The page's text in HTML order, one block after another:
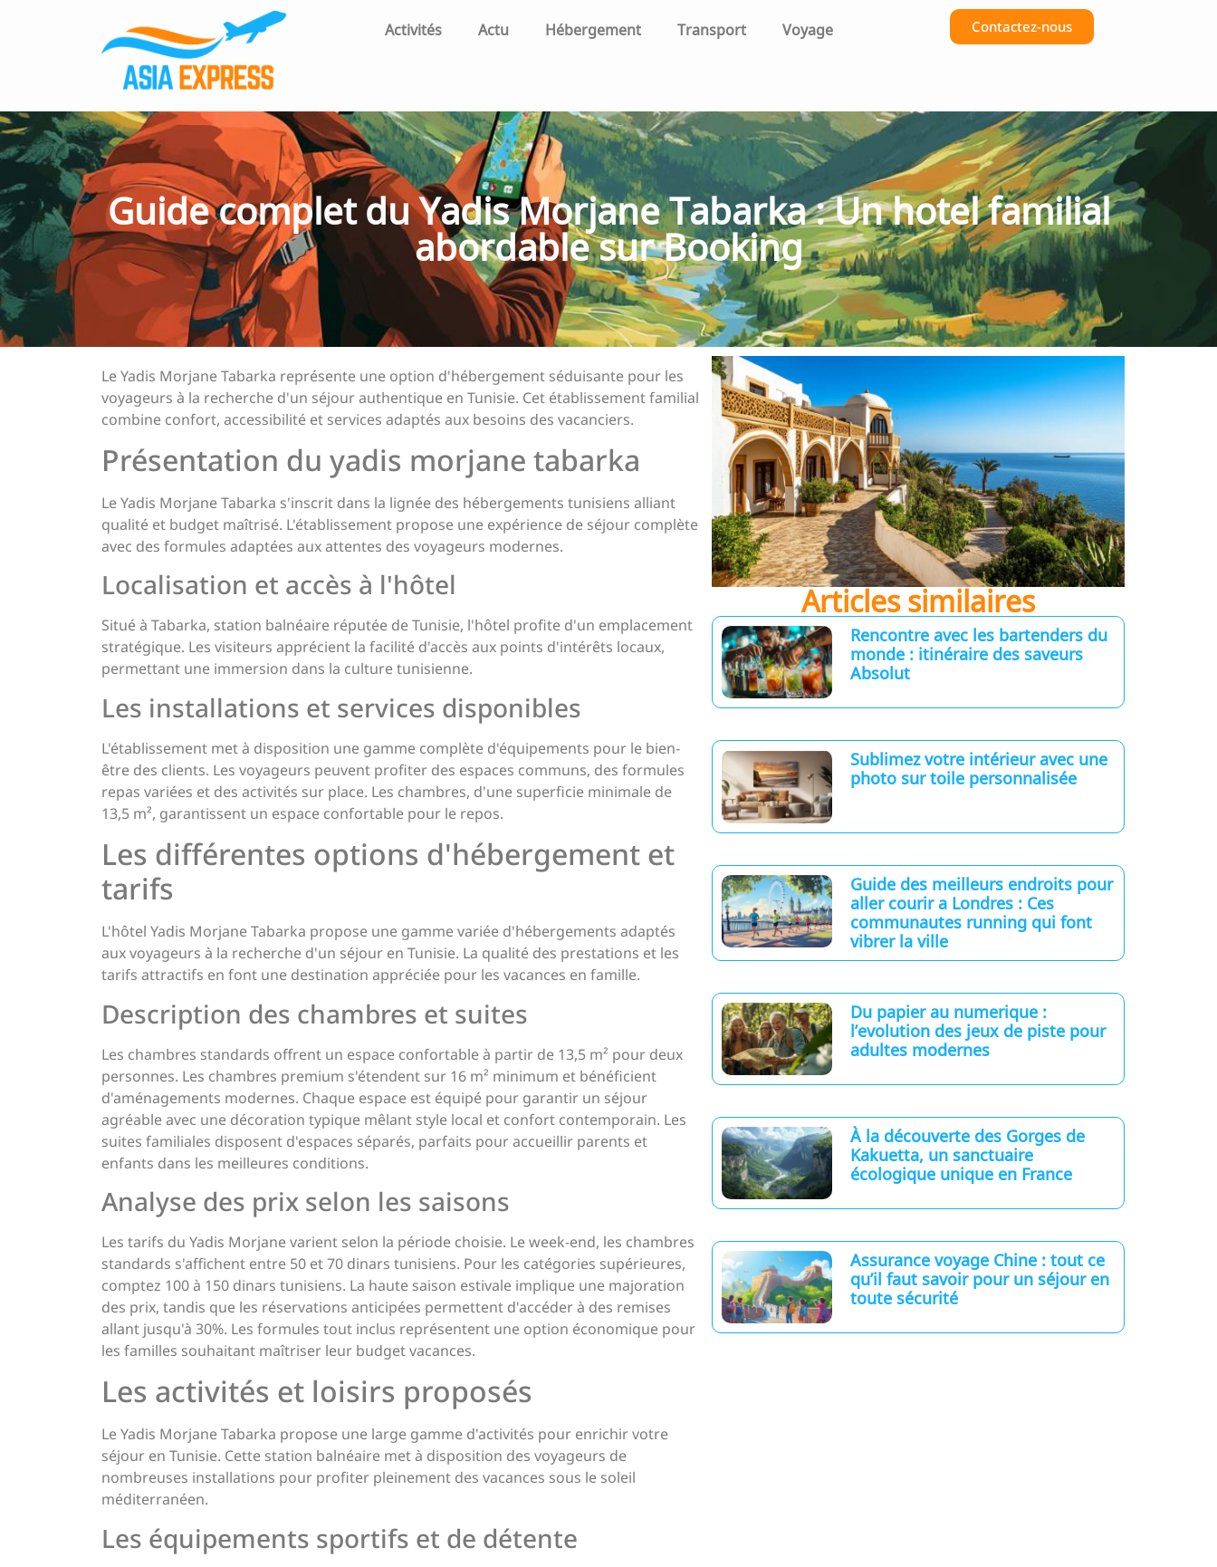
Activités Actu Hébergement Transport Voyage Contactez-nous
Guide complet du Yadis Morjane Tabarka : Un hotel familial
abordable sur Booking
Le Yadis Morjane Tabarka représente une option d'hébergement séduisante pour les
voyageurs à la recherche d'un séjour authentique en Tunisie. Cet établissement familial
combine confort, accessibilité et services adaptés aux besoins des vacanciers.
Présentation du yadis morjane tabarka
Le Yadis Morjane Tabarka s'inscrit dans la lignée des hébergements tunisiens alliant
qualité et budget maîtrisé. L'établissement propose une expérience de séjour complète
avec des formules adaptées aux attentes des voyageurs modernes.
Localisation et accès à l'hôtel
Situé à Tabarka, station balnéaire réputée de Tunisie, l'hôtel profite d'un emplacement
stratégique. Les visiteurs apprécient la facilité d'accès aux points d'intérêts locaux,
permettant une immersion dans la culture tunisienne.
Les installations et services disponibles
L'établissement met à disposition une gamme complète d'équipements pour le bien-
être des clients. Les voyageurs peuvent profiter des espaces communs, des formules
repas variées et des activités sur place. Les chambres, d'une superficie minimale de
13,5 m², garantissent un espace confortable pour le repos.
Les différentes options d'hébergement et
tarifs
L'hôtel Yadis Morjane Tabarka propose une gamme variée d'hébergements adaptés
aux voyageurs à la recherche d'un séjour en Tunisie. La qualité des prestations et les
tarifs attractifs en font une destination appréciée pour les vacances en famille.
Description des chambres et suites
Les chambres standards offrent un espace confortable à partir de 13,5 m² pour deux
personnes. Les chambres premium s'étendent sur 16 m² minimum et bénéficient
d'aménagements modernes. Chaque espace est équipé pour garantir un séjour
agréable avec une décoration typique mêlant style local et confort contemporain. Les
suites familiales disposent d'espaces séparés, parfaits pour accueillir parents et
enfants dans les meilleures conditions.
Analyse des prix selon les saisons
Les tarifs du Yadis Morjane varient selon la période choisie. Le week-end, les chambres
standards s'affichent entre 50 et 70 dinars tunisiens. Pour les catégories supérieures,
comptez 100 à 150 dinars tunisiens. La haute saison estivale implique une majoration
des prix, tandis que les réservations anticipées permettent d'accéder à des remises
allant jusqu'à 30%. Les formules tout inclus représentent une option économique pour
les familles souhaitant maîtriser leur budget vacances.
Les activités et loisirs proposés
Le Yadis Morjane Tabarka propose une large gamme d'activités pour enrichir votre
séjour en Tunisie. Cette station balnéaire met à disposition des voyageurs de
nombreuses installations pour profiter pleinement des vacances sous le soleil
méditerranéen.
Les équipements sportifs et de détente
Articles similaires
Rencontre avec les bartenders du
monde : itinéraire des saveurs
Absolut
Sublimez votre intérieur avec une
photo sur toile personnalisée
Guide des meilleurs endroits pour
aller courir a Londres : Ces
communautes running qui font
vibrer la ville
Du papier au numerique :
l’evolution des jeux de piste pour
adultes modernes
À la découverte des Gorges de
Kakuetta, un sanctuaire
écologique unique en France
Assurance voyage Chine : tout ce
qu’il faut savoir pour un séjour en
toute sécurité